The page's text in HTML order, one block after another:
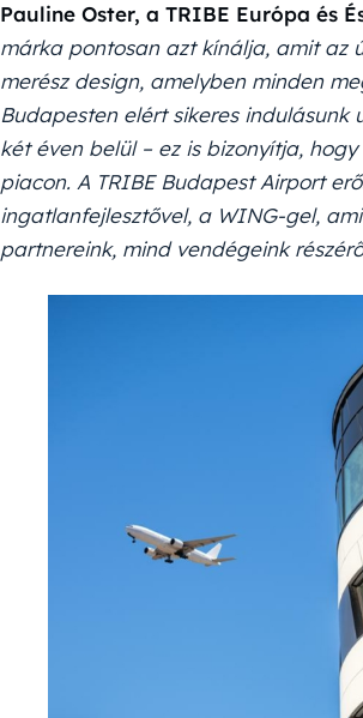
Pauline Oster, a TRIBE Európa és
márka pontosan azt kínálja, amit az
merész design, amelyben minden
Budapesten elért sikeres
két éven belül – ez is bizonyítja,
piacon. A TRIBE Budapest Airport
ingatlanfejlesztővel, a WING-gel,
partnereink, mind vendégeink